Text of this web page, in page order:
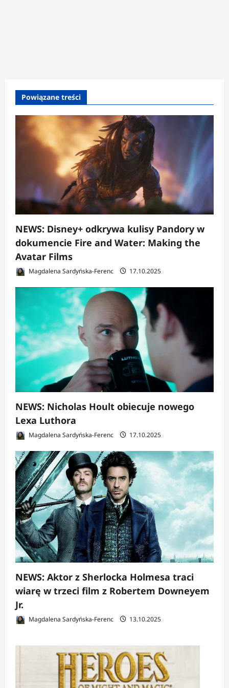
Powiązane treści
NEWS: Disney+ odkrywa kulisy Pandory w
dokumencie Fire and Water: Making the
Avatar Films
Magdalena Sardyńska-Ferenc 17.10.2025
NEWS: Nicholas Hoult obiecuje nowego
Lexa Luthora
Magdalena Sardyńska-Ferenc 17.10.2025
NEWS: Aktor z Sherlocka Holmesa traci
wiarę w trzeci film z Robertem Downeyem
Jr.
Magdalena Sardyńska-Ferenc 13.10.2025